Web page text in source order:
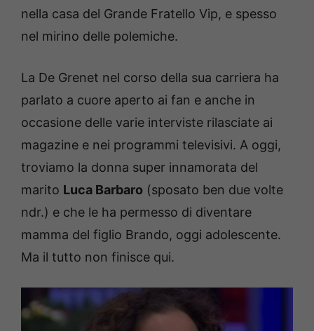
nella casa del Grande Fratello Vip, e spesso
nel mirino delle polemiche.
La De Grenet nel corso della sua carriera ha
parlato a cuore aperto ai fan e anche in
occasione delle varie interviste rilasciate ai
magazine e nei programmi televisivi. A oggi,
troviamo la donna super innamorata del
marito Luca Barbaro (sposato ben due volte
ndr.) e che le ha permesso di diventare
mamma del figlio Brando, oggi adolescente.
Ma il tutto non finisce qui.